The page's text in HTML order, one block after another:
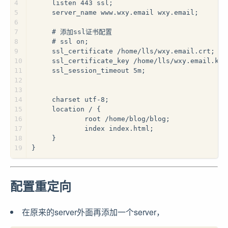
4
5
6
7
8
9
10
11
12
13
14
15
16
17
18
19
     listen 443 ssl;
     server_name www.wxy.email wxy.email;
     # 添加ssl证书配置
     # ssl on;
     ssl_certificate /home/lls/wxy.email.crt;
ssl_certificate_key /home/lls/
     ssl_session_timeout 5m;
     charset utf-8;
     location / {
             root /home/blog/blog;
             index index.html;
     }
}
配置重定向
在原来的server外面再添加一个server，